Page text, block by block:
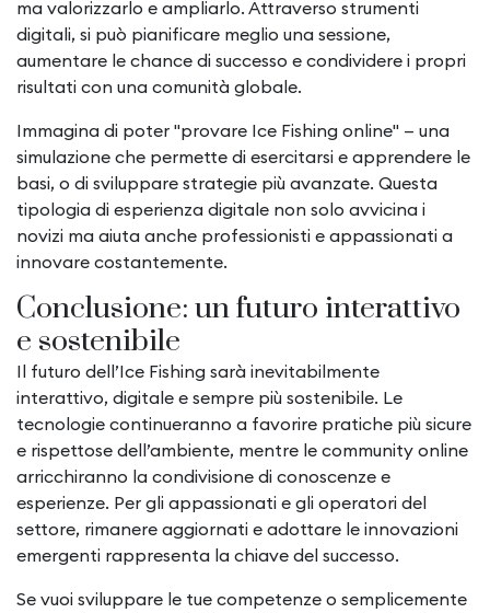
ma valorizzarlo e ampliarlo. Attraverso strumenti
digitali, si può pianificare meglio una sessione,
aumentare le chance di successo e condividere i propri
risultati con una comunità globale.
Immagina di poter "provare Ice Fishing online" — una
simulazione che permette di esercitarsi e apprendere le
basi, o di sviluppare strategie più avanzate. Questa
tipologia di esperienza digitale non solo avvicina i
novizi ma aiuta anche professionisti e appassionati a
innovare costantemente.
Conclusione: un futuro interattivo
e sostenibile
Il futuro dell’Ice Fishing sarà inevitabilmente
interattivo, digitale e sempre più sostenibile. Le
tecnologie continueranno a favorire pratiche più sicure
e rispettose dell’ambiente, mentre le community online
arricchiranno la condivisione di conoscenze e
esperienze. Per gli appassionati e gli operatori del
settore, rimanere aggiornati e adottare le innovazioni
emergenti rappresenta la chiave del successo.
Se vuoi sviluppare le tue competenze o semplicemente